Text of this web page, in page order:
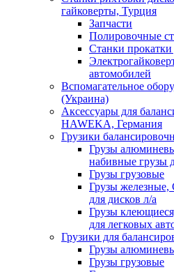
гайковерты, Турция
Запчасти
Полировочные
Станки прокатки
автомобилей
Вспомагательное
(Украина)
Аксессуары для
HAWEKA, Германия
Грузики
Грузы
набивные грузы
Грузы грузовые
Грузы железные,
для дисков л/а
Грузы
для легковых
Грузики для
Грузы
Грузы грузовые